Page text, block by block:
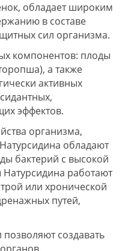
обладает широким
в составе
сил организма.
компонентов: плоды
а также
активных
эффектов.
организма,
обладают
бактерий с высокой
работают
или хронической
путей,
создавать